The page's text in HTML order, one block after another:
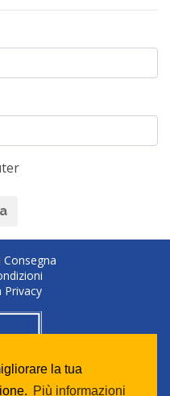
la tua
Più informazioni
Privacy